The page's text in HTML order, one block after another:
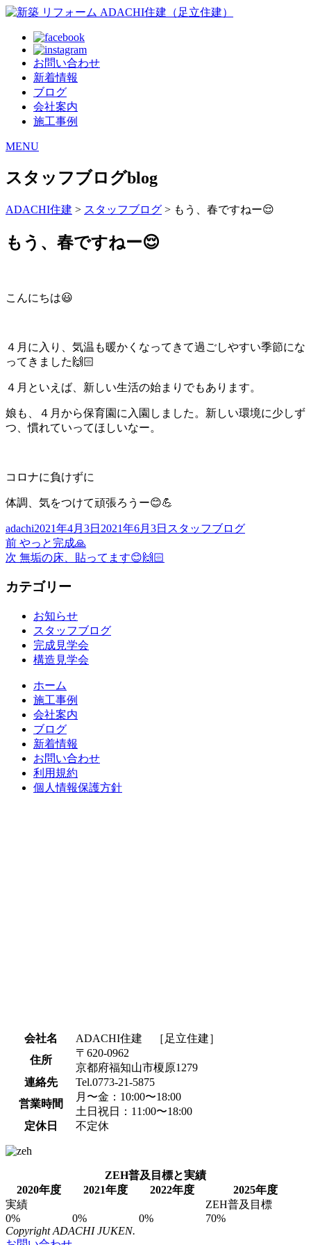
お問い合わせ
新着情報
ブログ
会社案内
施工事例
MENU
スタッフブログblog
ADACHI住建 > スタッフブログ > もう、春ですねー😌
もう、春ですねー😌
こんにちは😃
４月に入り、気温も暖かくなってきて過ごしやすい季節にな
ってきました🙌🏻
４月といえば、新しい生活の始まりでもあります。
娘も、４月から保育園に入園しました。新しい環境に少しず
つ、慣れていってほしいなー。
コロナに負けずに
体調、気をつけて頑張ろうー😊💪
投
稿
者
adachi投
稿
日:
2021年4月3日 2021年6月3日 カ
スタッフブログ
投
稿
ナ
前 前
の
稿:
やっと完成🙏
次 次
投
無垢の床、貼ってます😊🙌🏻
カテゴリー
お知らせ
スタッフブログ
完成見学会
構造見学会
ホーム
施工事例
会社案内
ブログ
新着情報
お問い合わせ
利用規約
個人情報保護方針
会社名
ADACHI住建 ［足立住建］
住所
〒620-0962
京都府福知山市榎原1279
連絡先
Tel.0773-21-5875
営業時間
月〜金：10:00〜18:00
土日祝日：11:00〜18:00
定休日
不定休
ZEH普及目標と実績
2020年度
2021年度 2022年度
2025年度
実績
ZEH普及目標
0%
0% 0%
70%
Copyright ADACHI JUKEN.